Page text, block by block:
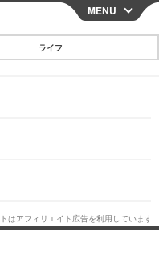
CLOSE
MENU
ライフ